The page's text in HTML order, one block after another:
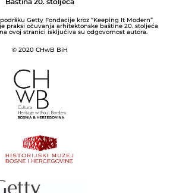
Getty Fondacije kroz “Keeping It Modern”
praksi očuvanja arhitektonske baštine 20. stoljeća
ovoj stranici isključiva su odgovornost autora.
© 2020 CHwB BiH